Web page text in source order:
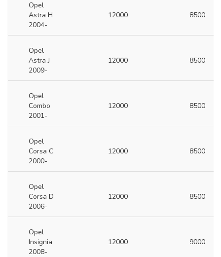
Opel
Astra H
2004-
12000 8500
Opel
Astra J
2009-
12000 8500
Opel
Combo
2001-
12000 8500
Opel
Corsa C
2000-
12000 8500
Opel
Corsa D
2006-
12000 8500
Opel
Insignia
2008-
12000 9000